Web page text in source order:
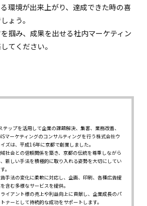
環境が出来上がり、達成できた時の喜
ょう。
掴み、成果を出せる社内マーケティン
てください。
テップを活用して企業の課題解決、集客、業務改善、
マーケティングのコンサルティングを行う株式会社ウ
ズは、平成16年に京都で創業しました。
社会との信頼関係を築き、京都の伝統を尊重しながら
新しい手法を積極的に取り入れる姿勢を大切にしてい
。
手法の変化に柔軟に対応し、企画、印刷、各種広告提
含む多様なサービスを提供。
イアント様の売上や利益向上に貢献し、企業成長のパ
ナーとして持続的な成功をサポートします。